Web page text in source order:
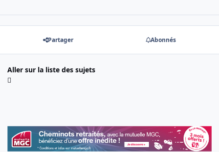
Partager Abonnés
Aller sur la liste des sujets